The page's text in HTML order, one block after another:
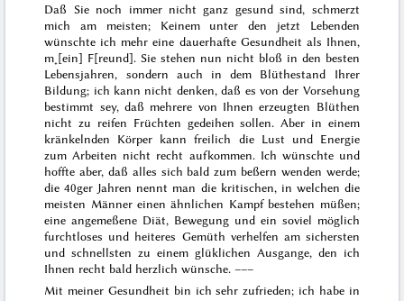
Daß Sie noch immer nicht ganz gesund sind, schmerzt
mich am meisten; Keinem unter den jetzt Lebenden
wünschte ich mehr eine dauerhafte Gesundheit als Ihnen,
m˖[ein] F[reund]. Sie stehen nun nicht bloß in den besten
Lebensjahren, sondern auch in dem Blüthestand Ihrer
Bildung; ich kann nicht denken, daß es von der Vorsehung
bestimmt sey, daß mehrere von Ihnen erzeugten Blüthen
nicht zu reifen Früchten gedeihen sollen. Aber in einem
kränkelnden Körper kann freilich die Lust und Energie
zum Arbeiten nicht recht aufkommen. Ich wünschte und
hoffte aber, daß alles sich bald zum beßern wenden werde;
die 40ger Jahren nennt man die kritischen, in welchen die
meisten Männer einen ähnlichen Kampf bestehen müßen;
eine angemeßene Diät, Bewegung und ein soviel möglich
furchtloses und heiteres Gemüth verhelfen am sichersten
und schnellsten zu einem glüklichen Ausgange, den ich
Ihnen recht bald herzlich wünsche. –––
Mit meiner Gesundheit bin ich sehr zufrieden; ich habe in